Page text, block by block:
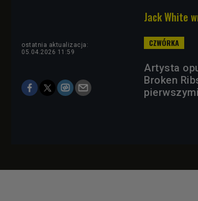
Jack White
ostatnia aktualizacja:
05.04.2026 11:59
Artysta
Broken